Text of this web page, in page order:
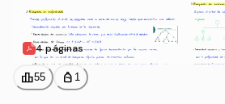
4 páginas
leaderboard55 personal_bag 1